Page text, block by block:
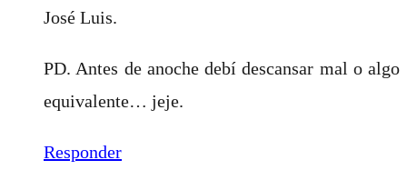
José Luis.
PD. Antes de anoche debí descansar mal o algo
equivalente… jeje.
Responder